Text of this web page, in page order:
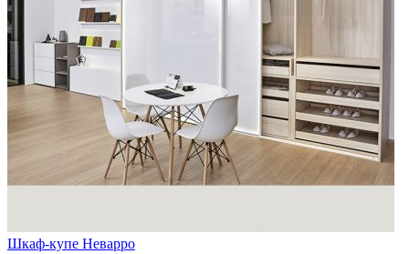
Шкаф-купе Неварро